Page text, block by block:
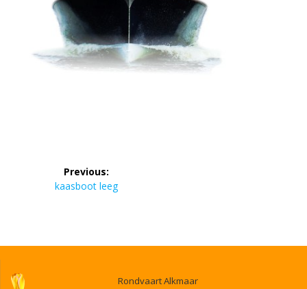
Bericht
navigatie
Previous:
Previous
kaasboot leeg
Rondvaart Alkmaar